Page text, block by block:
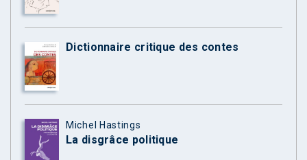
Dictionnaire critique des contes
Michel Hastings
La disgrâce politique